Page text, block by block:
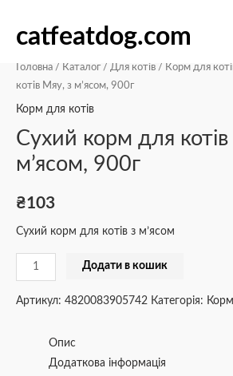
catfeatdog.com
Головна / Каталог / Для котів / Корм для
котів Мяу, з м’ясом, 900г
Корм для котів
Сухий корм для
м’ясом, 900г
₴103
Сухий корм для котів з м’ясом
Сухий
корм
для
котів
Мяу,
м’ясом,
900г
Додати в кошик
Артикул: 4820083905742 Категорія:
Опис
Додаткова інформація